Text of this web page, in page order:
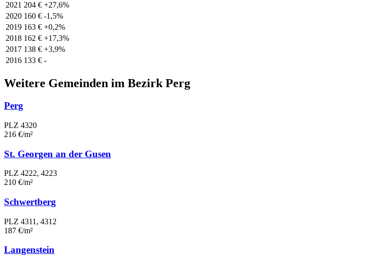
2021 204 € +27,6%
2020 160 € -1,5%
2019 163 € +0,2%
2018 162 € +17,3%
2017 138 € +3,9%
2016 133 € -
Weitere Gemeinden im Bezirk Perg
Perg
PLZ 4320
216 €/m²
St. Georgen an der Gusen
PLZ 4222, 4223
210 €/m²
Schwertberg
PLZ 4311, 4312
187 €/m²
Langenstein